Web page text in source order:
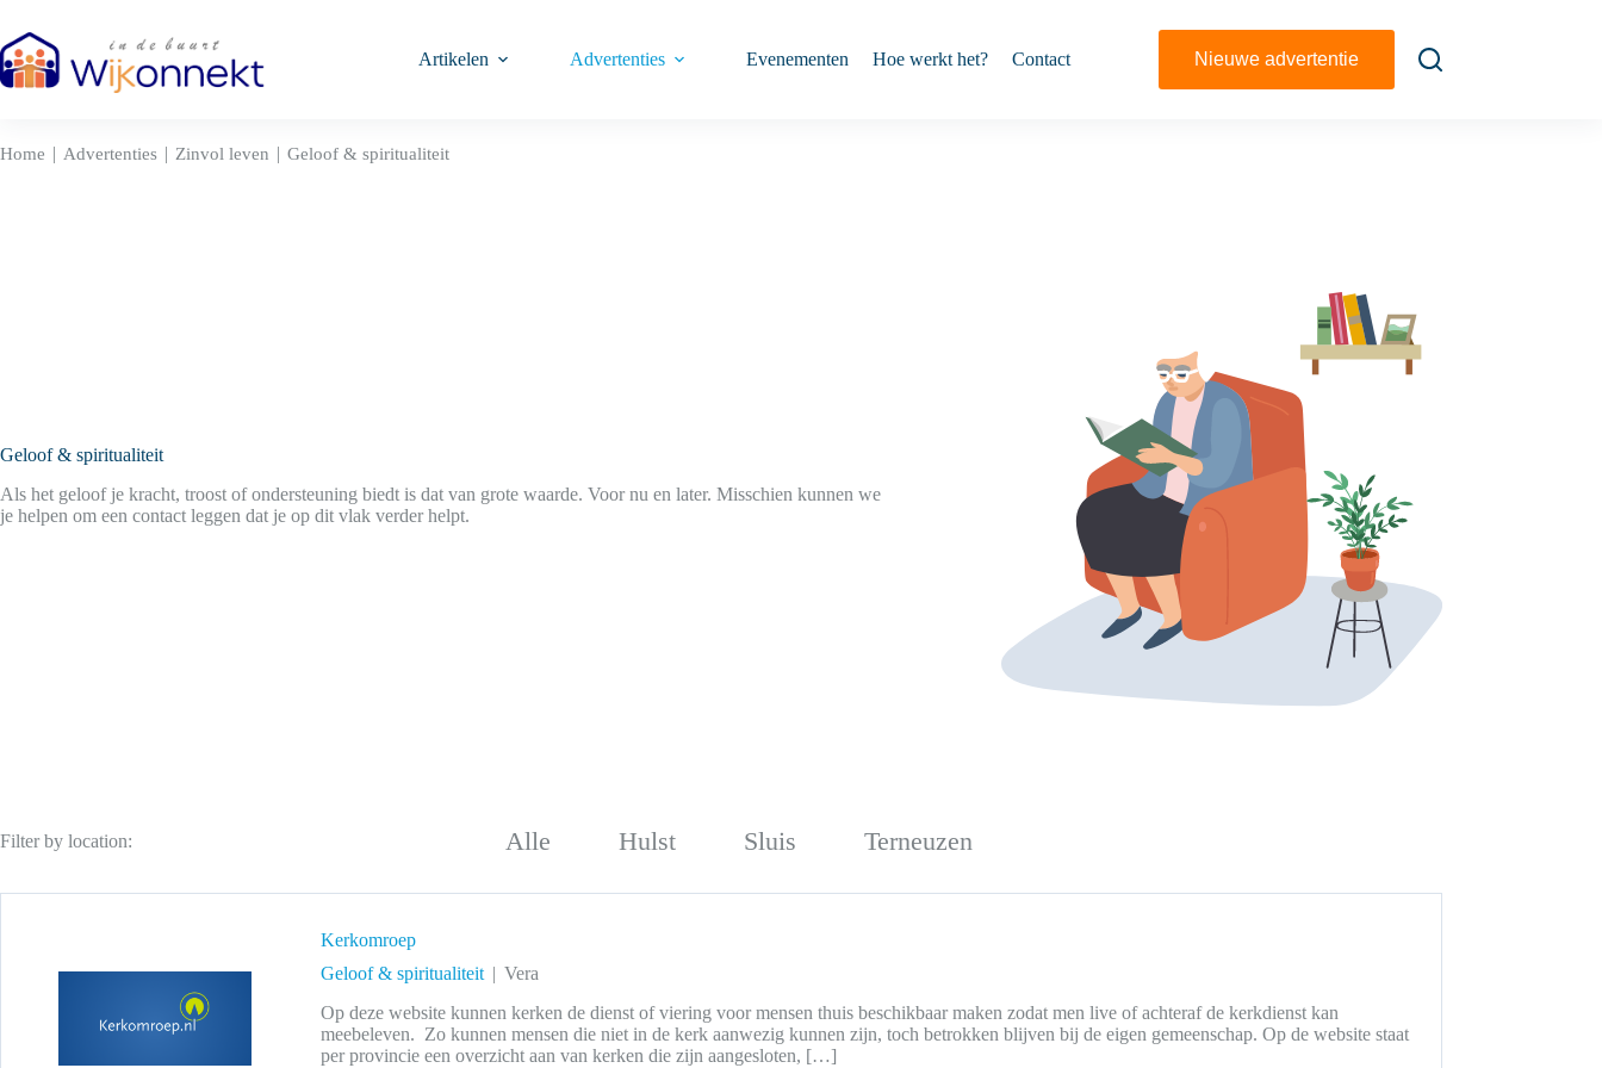
naar
de
inhoud
Artikelen Advertenties Evenementen Hoe werkt het? Contact Nieuwe advertentie
Home | Advertenties | Zinvol leven | Geloof & spiritualiteit
Geloof & spiritualiteit
Als het geloof je kracht, troost of ondersteuning biedt is dat van grote waarde. Voor nu en later. Misschien kunnen we
je helpen om een contact leggen dat je op dit vlak verder helpt.
Filter by location: Alle Hulst Sluis Terneuzen
Kerkomroep
Geloof & spiritualiteit
Vera
Op deze website kunnen kerken de dienst of viering voor mensen thuis beschikbaar maken zodat men live of achteraf de kerkdienst kan
meebeleven. Zo kunnen mensen die niet in de kerk aanwezig kunnen zijn, toch betrokken blijven bij de eigen gemeenschap. Op de website staat
per provincie een overzicht aan van kerken die zijn aangesloten, […]